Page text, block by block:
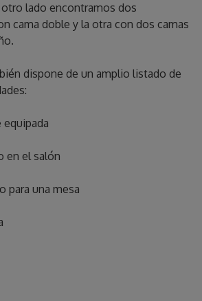
lado encontramos dos
cama doble y la otra con dos camas
dispone de un amplio listado de
en el salón
para una mesa